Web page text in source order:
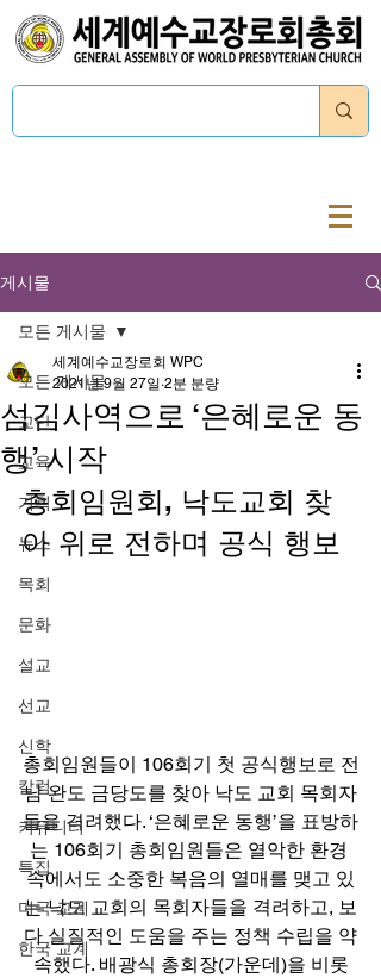
게시물
모든 게시물
교단
교육
기획
뉴스
목회
문화
설교
선교
신학
칼럼
커뮤니티
특집
미국 교계
한국 교계
모든 게시물
섬김사역으로 ‘은혜로운 동
행’ 시작
세계예수교장로회 WPC
2021년 9월 27일 2분 분량
총회임원회, 낙도교회 찾
아 위로 전하며 공식 행보
총회임원들이 106회기 첫 공식행보로 전
남 완도 금당도를 찾아 낙도 교회 목회자
들을 격려했다. ‘은혜로운 동행’을 표방하
는 106회기 총회임원들은 열악한 환경
속에서도 소중한 복음의 열매를 맺고 있
는 낙도 교회의 목회자들을 격려하고, 보
다 실질적인 도움을 주는 정책 수립을 약
속했다. 배광식 총회장(가운데)을 비롯